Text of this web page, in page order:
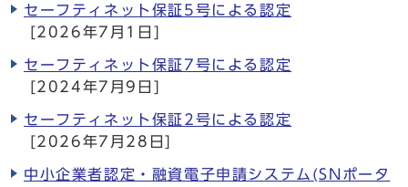
セーフティネット保証5号による認定
[2026年7月1日]
セーフティネット保証7号による認定
[2024年7月9日]
セーフティネット保証2号による認定
[2026年7月28日]
中小企業者認定・融資電子申請システム(SNポータ